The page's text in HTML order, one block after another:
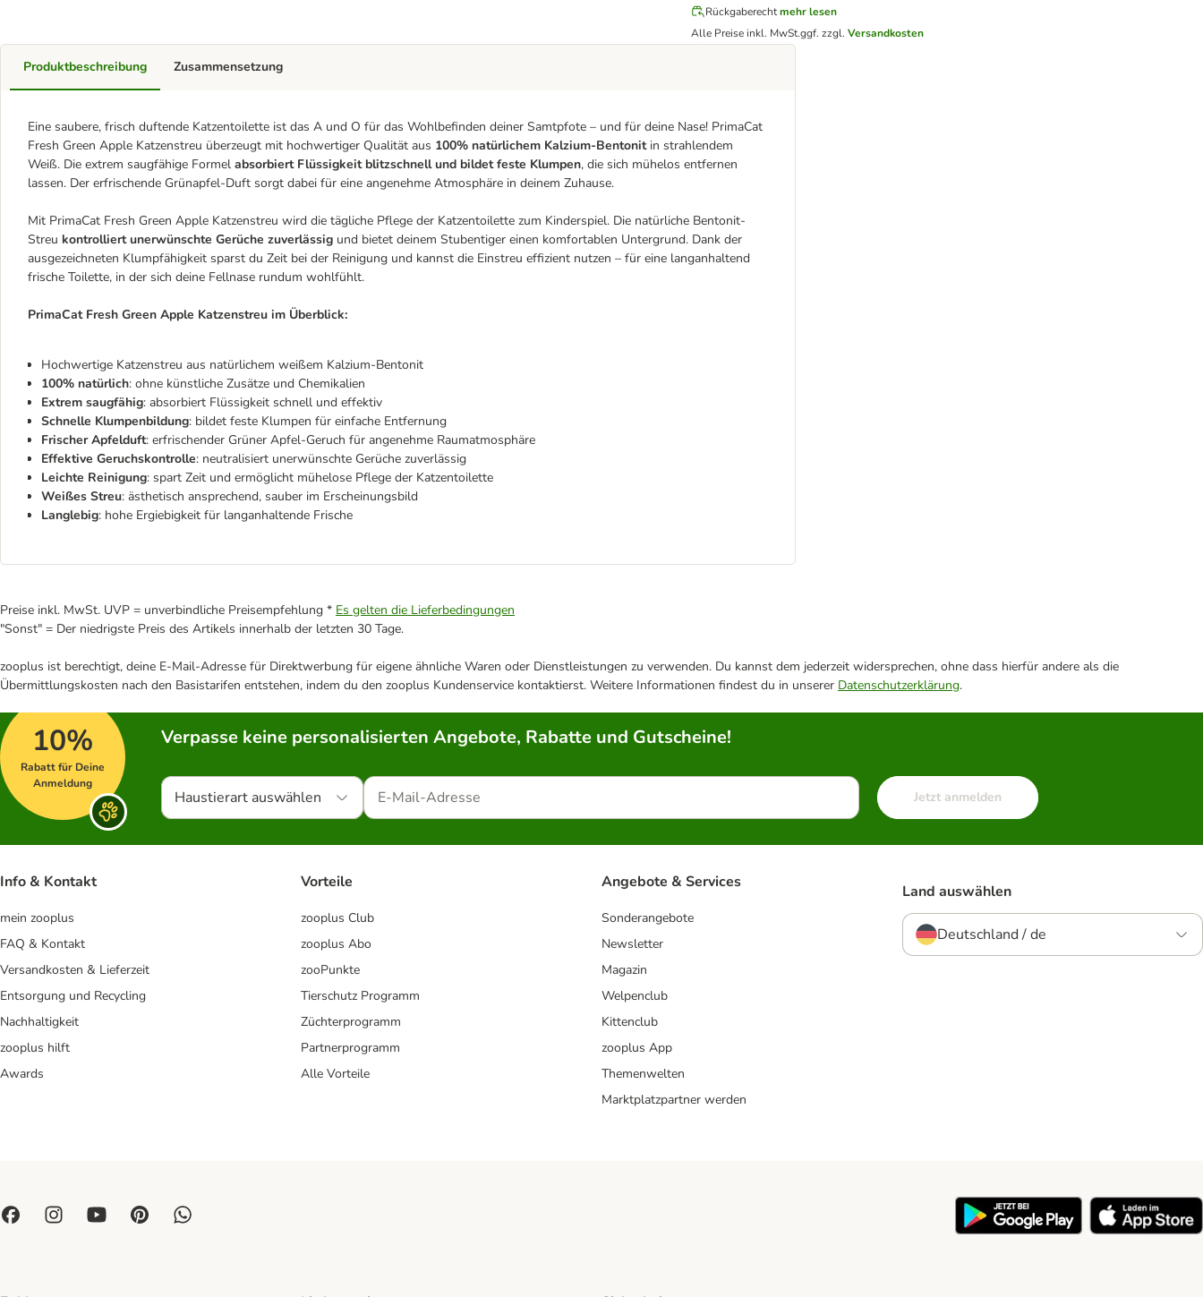
Rückgaberechtmehr lesen
Alle Preise inkl. MwSt.ggf. zzgl.Versandkosten
Produktbeschreibung
Eine saubere, frisch duftende Katzentoilette ist das A und O für das Wohlbefinden deiner Samtpfote – und für deine Nase! PrimaCat
Fresh Green Apple Katzenstreu überzeugt mit hochwertiger Qualität aus 100% natürlichem Kalzium-Bentonit in strahlendem
Weiß. Die extrem saugfähige Formel absorbiert Flüssigkeit blitzschnell und bildet feste Klumpen, die sich mühelos entfernen
lassen. Der erfrischende Grünapfel-Duft sorgt dabei für eine angenehme Atmosphäre in deinem Zuhause.
Mit PrimaCat Fresh Green Apple Katzenstreu wird die tägliche Pflege der Katzentoilette zum Kinderspiel. Die natürliche Bentonit-
Streu kontrolliert unerwünschte Gerüche zuverlässig und bietet deinem Stubentiger einen komfortablen Untergrund. Dank der
ausgezeichneten Klumpfähigkeit sparst du Zeit bei der Reinigung und kannst die Einstreu effizient nutzen – für eine langanhaltend
frische Toilette, in der sich deine Fellnase rundum wohlfühlt.
PrimaCat Fresh Green Apple Katzenstreu im Überblick:
Hochwertige Katzenstreu aus natürlichem weißem Kalzium-Bentonit
100% natürlich: ohne künstliche Zusätze und Chemikalien
Extrem saugfähig: absorbiert Flüssigkeit schnell und effektiv
Schnelle Klumpenbildung: bildet feste Klumpen für einfache Entfernung
Frischer Apfelduft: erfrischender Grüner Apfel-Geruch für angenehme Raumatmosphäre
Effektive Geruchskontrolle: neutralisiert unerwünschte Gerüche zuverlässig
Leichte Reinigung: spart Zeit und ermöglicht mühelose Pflege der Katzentoilette
Weißes Streu: ästhetisch ansprechend, sauber im Erscheinungsbild
Langlebig: hohe Ergiebigkeit für langanhaltende Frische
Zusammensetzung
Preise inkl. MwSt. UVP = unverbindliche Preisempfehlung * Es gelten die Lieferbedingungen
"Sonst" = Der niedrigste Preis des Artikels innerhalb der letzten 30 Tage.
zooplus ist berechtigt, deine E-Mail-Adresse für Direktwerbung für eigene ähnliche Waren oder Dienstleistungen zu verwenden. Du kannst dem jederzeit widersprechen, ohne dass hierfür andere als die
Übermittlungskosten nach den Basistarifen entstehen, indem du den zooplus Kundenservice kontaktierst. Weitere Informationen findest du in unserer Datenschutzerklärung.
10%
Rabatt für Deine
Anmeldung
Verpasse keine personalisierten Angebote, Rabatte und Gutscheine!
Haustierart auswählen Jetzt anmelden
Info & Kontakt
mein zooplus
FAQ & Kontakt
Versandkosten & Lieferzeit
Entsorgung und Recycling
Nachhaltigkeit
zooplus hilft
Awards
Vorteile
zooplus Club
zooplus Abo
zooPunkte
Tierschutz Programm
Züchterprogramm
Partnerprogramm
Alle Vorteile
Angebote & Services
Sonderangebote
Newsletter
Magazin
Welpenclub
Kittenclub
zooplus App
Themenwelten
Marktplatzpartner werden
Land auswählen
Deutschland / de